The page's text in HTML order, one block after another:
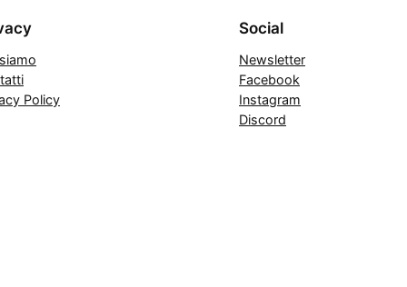
Policy
Social
Newsletter
Facebook
Instagram
Discord